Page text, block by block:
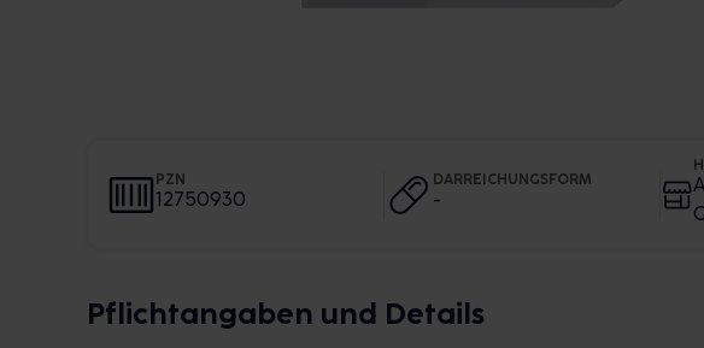
PZN
12750930
DARREICHUNGSFORM
-
Pflichtangaben und Details